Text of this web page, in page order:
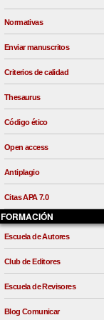
Normativas
Enviar manuscritos
Criterios de calidad
Thesaurus
Código ético
Open access
Antiplagio
Citas APA 7.0
FORMACIÓN
Escuela de Autores
Club de Editores
Escuela de Revisores
Blog Comunicar